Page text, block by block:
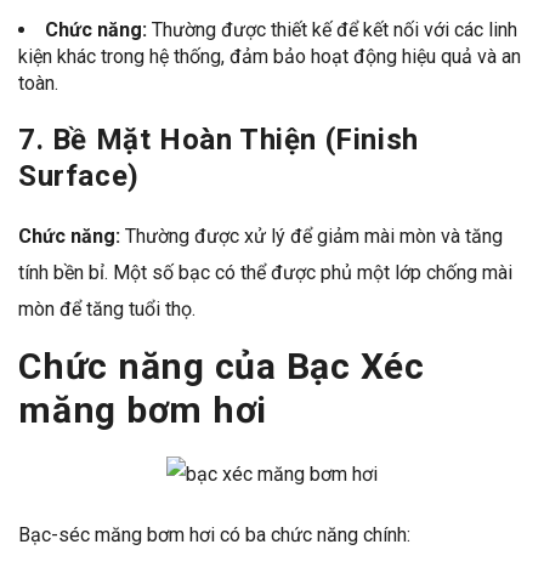
Chức năng: Thường được thiết kế để kết nối với các linh
kiện khác trong hệ thống, đảm bảo hoạt động hiệu quả và an
toàn.
7. Bề Mặt Hoàn Thiện (Finish
Surface)
Chức năng: Thường được xử lý để giảm mài mòn và tăng
tính bền bỉ. Một số bạc có thể được phủ một lớp chống mài
mòn để tăng tuổi thọ.
Chức năng của Bạc Xéc
măng bơm hơi
Bạc-séc măng bơm hơi có ba chức năng chính: